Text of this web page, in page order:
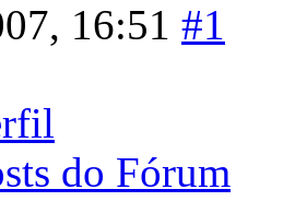
16:51 #1
do Fórum